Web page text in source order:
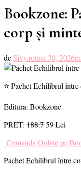
Bookzone:
corp și
de Sivy.romai 30, 2026
⭐ Pachet Echilibrul
Editura: Bookzone
PRET: 188.759 Lei
Comanda Online pe
Pachet Echilibrul între